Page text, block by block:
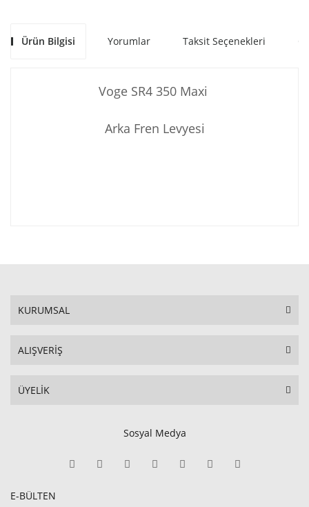
Ürün Bilgisi Yorumlar Taksit Seçenekleri
Voge SR4 350 Maxi
Arka Fren Levyesi
KURUMSAL
ALIŞVERİŞ
ÜYELİK
Sosyal Medya
E-BÜLTEN